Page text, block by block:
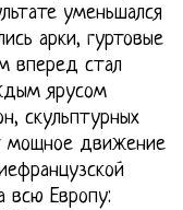
уменьшался
арки, гуртовые
вперед стал
ярусом
скульптурных
мощное движение
всю Европу: